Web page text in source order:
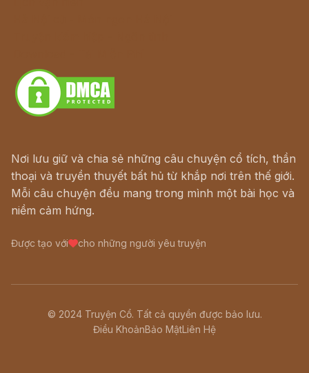
Nơi lưu giữ và chia sẻ những câu chuyện cổ tích, thần
thoại và truyền thuyết bất hủ từ khắp nơi trên thế giới.
Mỗi câu chuyện đều mang trong mình một bài học và
niềm cảm hứng.
Được tạo với cho những người yêu truyện
© 2024 Truyện Cổ. Tất cả quyền được bảo lưu.
Điều KhoảnBảo MậtLiên Hệ